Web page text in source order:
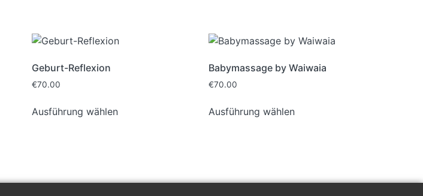
Geburt-Reflexion
€70.00
Ausführung wählen
Babymassage by Waiwaia
€70.00
Ausführung wählen